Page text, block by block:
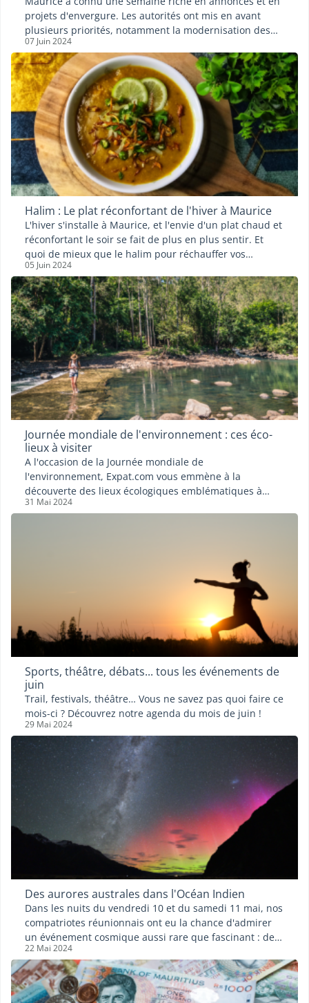
projets d'envergure. Les autorités ont mis en avant
plusieurs priorités, notamment la modernisation des
infrastructures, une protection renforcée de
l'environnement, ainsi qu'un accès élargi aux différents
secteurs pour les travailleurs indiens.
07 Juin 2024
Halim : Le plat réconfortant de l'hiver à Maurice
L'hiver s'installe à Maurice, et l'envie d'un plat chaud et
réconfortant le soir se fait de plus en plus sentir. Et
quoi de mieux que le halim pour réchauffer vos
papilles et votre corps ?
05 Juin 2024
Journée mondiale de l'environnement : ces éco-
lieux à visiter
A l'occasion de la Journée mondiale de
l'environnement, Expat.com vous emmène à la
découverte des lieux écologiques emblématiques à
visiter sur notre île.
31 Mai 2024
Sports, théâtre, débats... tous les événements de
juin
Trail, festivals, théâtre… Vous ne savez pas quoi faire ce
mois-ci ? Découvrez notre agenda du mois de juin !
29 Mai 2024
Des aurores australes dans l'Océan Indien
Dans les nuits du vendredi 10 et du samedi 11 mai, nos
compatriotes réunionnais ont eu la chance d'admirer
un événement cosmique aussi rare que fascinant : des
aurores australes illuminant le ciel en raison d'une
activité solaire intense. Quelles sont les causes de ces
aurores, et pourquoi ont-elles été si faiblement visibles
à Maurice ? Expat.com vous donne toutes les réponses !
22 Mai 2024